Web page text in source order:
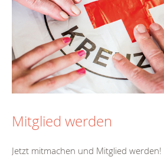
Mitglied werden
Jetzt mitmachen und Mitglied